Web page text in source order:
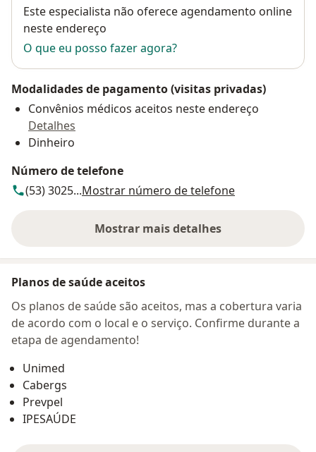
Disponibilidade
Este especialista não oferece agendamento online
neste endereço
O que eu posso fazer agora?
Modalidades de pagamento (visitas privadas)
Convênios médicos aceitos neste endereço
Detalhes
Dinheiro
Número de telefone
(53) 3025...Mostrar número de telefone
Mostrar mais detalhes
sobre o endereço
Planos de saúde aceitos
Os planos de saúde são aceitos, mas a cobertura varia
de acordo com o local e o serviço. Confirme durante a
etapa de agendamento!
Unimed
Cabergs
Prevpel
IPESAÚDE